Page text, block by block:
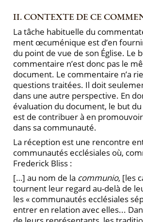
II. CONTEXTE DE CE
La tâche habituelle du
ment œcuménique est d’en
du point de vue de son Église. Le
commentaire n’est donc pas le
document. Le commentaire n’a
questions traitées. Il doit
dans une autre perspective. En
évaluation du document, le but
est de contribuer à en
dans sa communauté.
La réception est une rencontre
communautés ecclésiales où,
Frederick Bliss :
[…] au nom de la communio, [les
tournent leur regard au-delà de
les « communautés ecclésiales
entrer en relation avec elles...